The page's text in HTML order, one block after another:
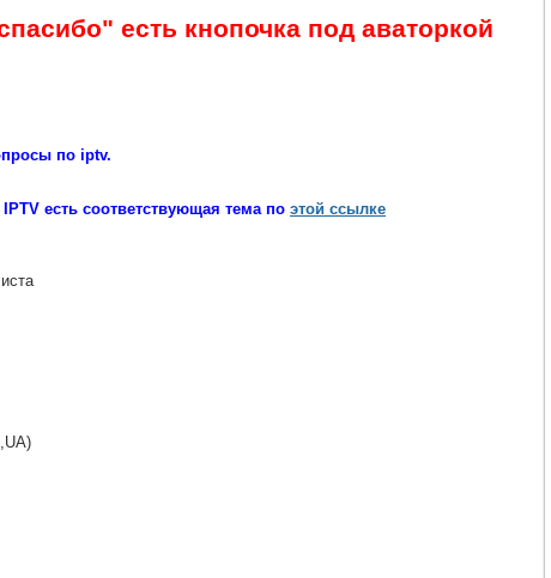
есть кнопочка под аваторкой
по iptv.
есть соответствующая тема по этой ссылке